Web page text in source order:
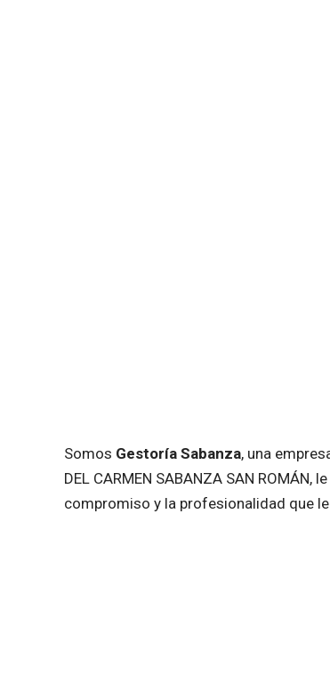
Somos Gestoría Sabanza, una
DEL CARMEN SABANZA SAN ROMÁN,
compromiso y la profesionalidad que